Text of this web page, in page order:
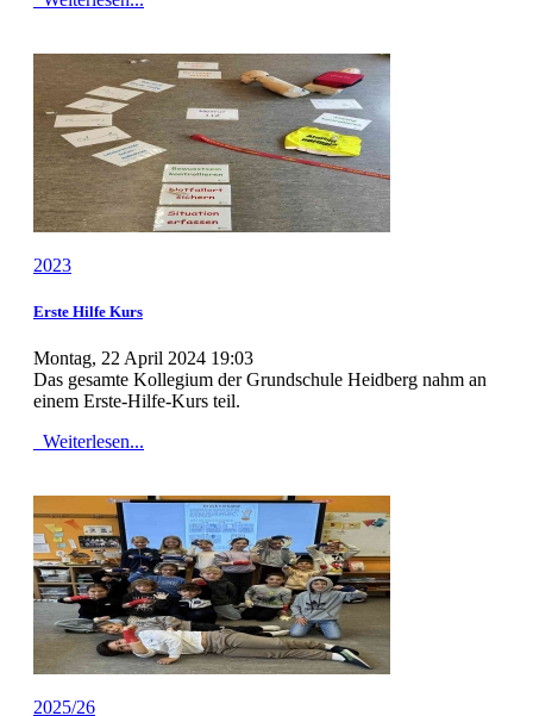
2023
Erste Hilfe Kurs
Montag, 22 April 2024 19:03
Das gesamte Kollegium der Grundschule Heidberg nahm an
einem Erste-Hilfe-Kurs teil.
Weiterlesen...
2025/26